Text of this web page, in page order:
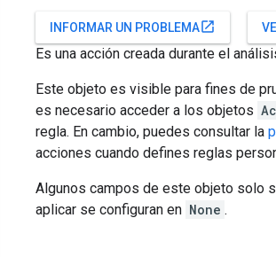
INFORMAR UN PROBLEMAopen_in_new
Es una acción creada durante el
Este objeto es visible para fines de
es necesario acceder a los objetos
regla. En cambio, puedes consultar la
acciones cuando defines reglas
Algunos campos de este objeto solo
aplicar se configuran en None .